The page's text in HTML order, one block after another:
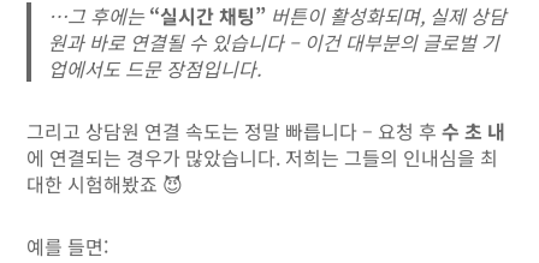
…그 후에는“실시간 채팅” 버튼이 활성화되며, 실제 상담
원과 바로 연결될 수 있습니다 – 이건 대부분의 글로벌 기
업에서도 드문 장점입니다.
그리고 상담원 연결 속도는 정말 빠릅니다 – 요청 후수 초 내
에 연결되는 경우가 많았습니다. 저희는 그들의 인내심을 최
대한 시험해봤죠 😈
예를 들면: